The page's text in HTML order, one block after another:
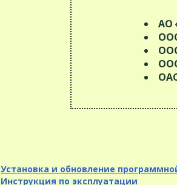
АО
Установка и обновление
Инструкция по эксплуатации